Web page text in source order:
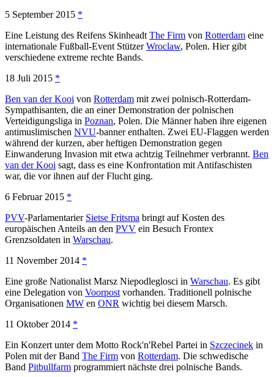
5 September 2015 *
Eine Leistung des Reifens Skinheadt The Firm von Rotterdam eine
internationale Fußball-Event StützerWroclaw, Polen. Hier gibt
verschiedene extreme rechte Bands.
18 Juli 2015 *
Ben van der Kooi von Rotterdam mit zwei polnisch-Rotterdam-
Sympathisanten, die an einer Demonstration der polnischen
Verteidigungsliga in Poznan, Polen. Die Männer haben ihre eigenen
antimuslimischen NVU-banner enthalten. Zwei EU-Flaggen werden
während der kurzen, aber heftigen Demonstration gegen
Einwanderung Invasion mit etwa achtzig Teilnehmer verbrannt. Ben
van der Kooi sagt, dass es eine Konfrontation mit Antifaschisten
war, die vor ihnen auf der Flucht ging.
6 Februar 2015 *
PVV-Parlamentarier Sietse Fritsma bringt auf Kosten des
europäischen Anteils an den PVV ein Besuch Frontex
Grenzsoldaten in Warschau.
11 November 2014 *
Eine große Nationalist Marsz Niepodleglosci in Warschau. Es gibt
eine Delegation von Voorpost vorhanden. Traditionell polnische
Organisationen MW en ONR wichtig bei diesem Marsch.
11 Oktober 2014 *
Ein Konzert unter dem Motto Rock'n'Rebel Partei in Szczecinek in
Polen mit der Band The Firm von Rotterdam. Die schwedische
Band Pitbullfarm programmiert nächste drei polnische Bands.